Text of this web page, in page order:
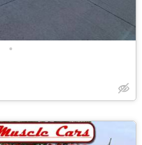
•